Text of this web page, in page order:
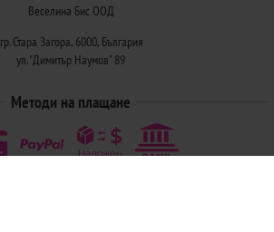
Веселина Бис ООД
гр. Стара Загора, 6000, България
ул. "Димитър Наумов" 89
Методи на плащане